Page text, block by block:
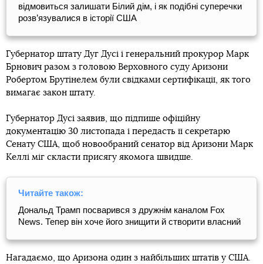
відмовиться залишати Білий дім, і як подібні суперечки
розв’язувалися в історії США
Губернатор штату Дуг Дусі і генеральний прокурор Марк
Брнович разом з головою Верховного суду Аризони
Робертом Брутінелем були свідками сертифікації, як того
вимагає закон штату.
Губернатор Дусі заявив, що підпише офіційну
документацію 30 листопада і передасть її секретарю
Сенату США, щоб новообраний сенатор від Аризони Марк
Келлі міг скласти присягу якомога швидше.
Читайте також:
Дональд Трамп посварився з дружнім каналом Fox
News. Тепер він хоче його знищити й створити власний
Нагадаємо, що Аризона один з найбільших штатів у США.